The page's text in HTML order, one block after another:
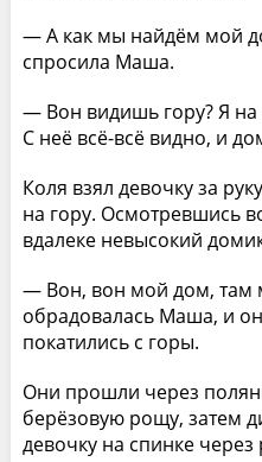
— А как мы найдём мой
спросила Маша.
— Вон видишь гору? Я
С неё всё-всё видно, и
Коля взял девочку за
на гору. Осмотревшись
вдалеке невысокий
— Вон, вон мой дом, там
обрадовалась Маша, и
покатились с горы.
Они прошли через
берёзовую рощу, затем
девочку на спинке через